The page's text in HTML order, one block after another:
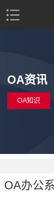
OA资讯
OA知识
OA办公